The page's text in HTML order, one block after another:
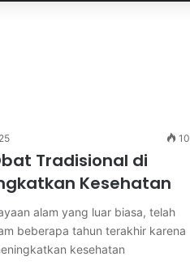
10
Tradisional di
Kesehatan
alam yang luar biasa, telah
beberapa tahun terakhir karena
kesehatan